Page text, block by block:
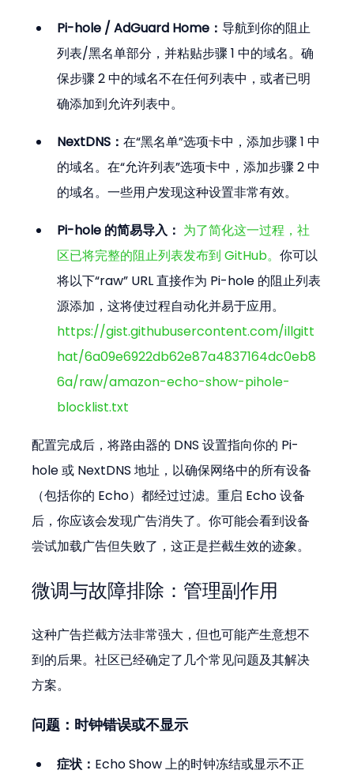
Pi-hole / AdGuard Home：导航到你的阻止
列表/黑名单部分，并粘贴步骤 1 中的域名。确
保步骤 2 中的域名不在任何列表中，或者已明
确添加到允许列表中。
NextDNS：在“黑名单”选项卡中，添加步骤 1 中
的域名。在“允许列表”选项卡中，添加步骤 2 中
的域名。一些用户发现这种设置非常有效。
Pi-hole 的简易导入： 为了简化这一过程，社
区已将完整的阻止列表发布到 GitHub。你可以
将以下“raw” URL 直接作为 Pi-hole 的阻止列表
源添加，这将使过程自动化并易于应用。
https://gist.githubusercontent.com/illgitt
hat/6a09e6922db62e87a4837164dc0eb8
6a/raw/amazon-echo-show-pihole-
blocklist.txt
配置完成后，将路由器的 DNS 设置指向你的 Pi-
hole 或 NextDNS 地址，以确保网络中的所有设备
（包括你的 Echo）都经过过滤。重启 Echo 设备
后，你应该会发现广告消失了。你可能会看到设备
尝试加载广告但失败了，这正是拦截生效的迹象。
微调与故障排除：管理副作用
这种广告拦截方法非常强大，但也可能产生意想不
到的后果。社区已经确定了几个常见问题及其解决
方案。
问题：时钟错误或不显示
症状： Echo Show 上的时钟冻结或显示不正